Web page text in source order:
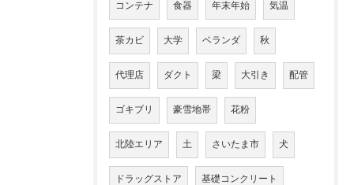
コンテナ 食器 年末年始 気温
茶カビ 大学 ベランダ 秋
代理店 ダクト 梁 大引き 配管
ゴキブリ 豪雪地帯 花粉
北陸エリア 土 さいたま市 犬
ドラッグストア 基礎コンクリート